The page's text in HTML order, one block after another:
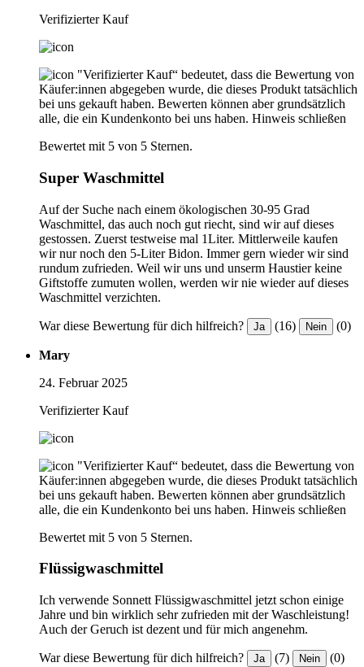
Verifizierter Kauf
"Verifizierter Kauf“ bedeutet, dass die Bewertung von
Käufer:innen abgegeben wurde, die dieses Produkt tatsächlich
bei uns gekauft haben. Bewerten können aber grundsätzlich
alle, die ein Kundenkonto bei uns haben. Hinweis schließen
Bewertet mit 5 von 5 Sternen.
Super Waschmittel
Auf der Suche nach einem ökologischen 30-95 Grad
Waschmittel, das auch noch gut riecht, sind wir auf dieses
gestossen. Zuerst testweise mal 1Liter. Mittlerweile kaufen
wir nur noch den 5-Liter Bidon. Immer gern wieder wir sind
rundum zufrieden. Weil wir uns und unserm Haustier keine
Giftstoffe zumuten wollen, werden wir nie wieder auf dieses
Waschmittel verzichten.
War diese Bewertung für dich hilfreich? Ja (16) Nein (0)
Mary
24. Februar 2025
Verifizierter Kauf
"Verifizierter Kauf“ bedeutet, dass die Bewertung von
Käufer:innen abgegeben wurde, die dieses Produkt tatsächlich
bei uns gekauft haben. Bewerten können aber grundsätzlich
alle, die ein Kundenkonto bei uns haben. Hinweis schließen
Bewertet mit 5 von 5 Sternen.
Flüssigwaschmittel
Ich verwende Sonnett Flüssigwaschmittel jetzt schon einige
Jahre und bin wirklich sehr zufrieden mit der Waschleistung!
Auch der Geruch ist dezent und für mich angenehm.
War diese Bewertung für dich hilfreich? Ja (7) Nein (0)